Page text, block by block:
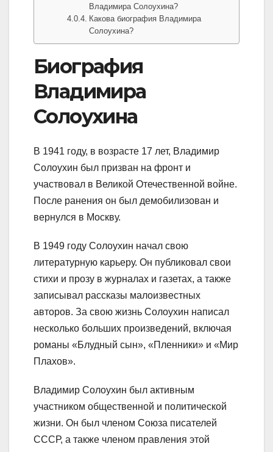
Владимира Солоухина?
Какова биография Владимира
Солоухина?
Биография
Владимира
Солоухина
В 1941 году, в возрасте 17 лет, Владимир
Солоухин был призван на фронт и
участвовал в Великой Отечественной войне.
После ранения он был демобилизован и
вернулся в Москву.
В 1949 году Солоухин начал свою
литературную карьеру. Он публиковал свои
стихи и прозу в журналах и газетах, а также
записывал рассказы малоизвестных
авторов. За свою жизнь Солоухин написал
несколько больших произведений, включая
романы «Блудный сын», «Пленники» и «Мир
Плахов».
Владимир Солоухин был активным
участником общественной и политической
жизни. Он был членом Союза писателей
СССР, а также членом правления этой